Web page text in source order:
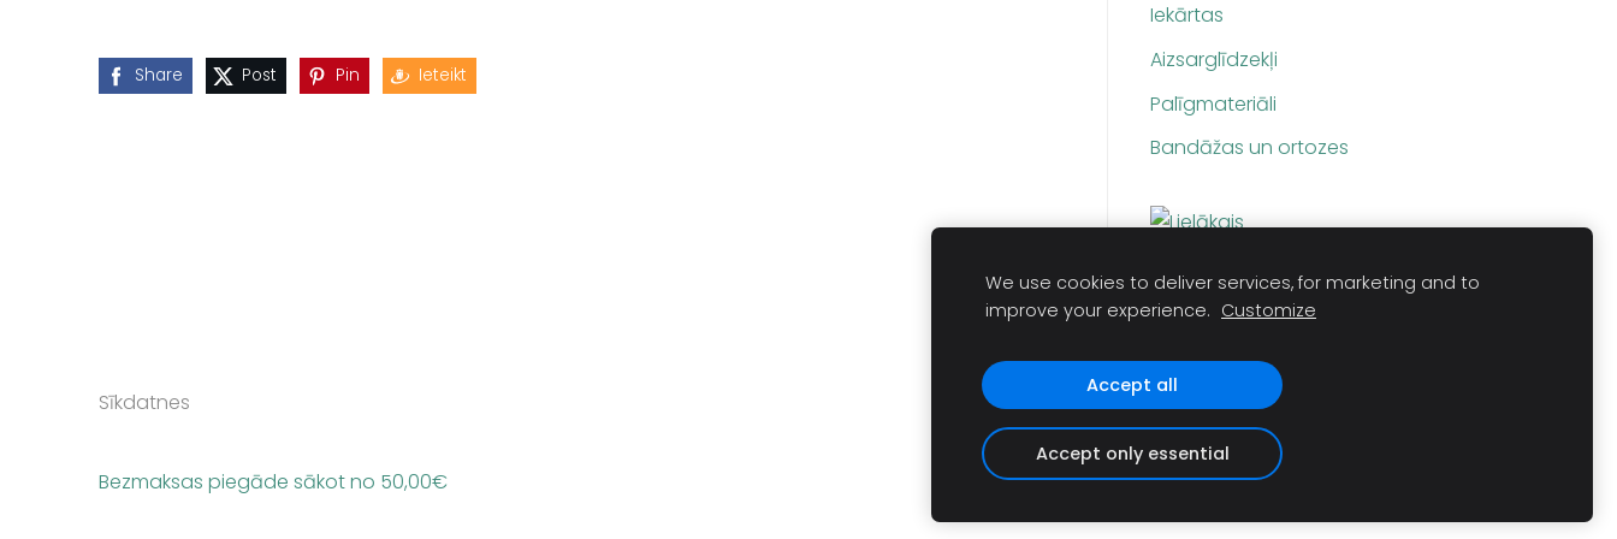
Iekārtas
Aizsarglīdzekļi
Palīgmateriāli
Bandāžas un ortozes
Share Post Pin Ieteikt
Sīkdatnes
Bezmaksas piegāde sākot no 50,00€
We use cookies to deliver services, for marketing and to
improve your experience. Customize
Accept all
Accept only essential